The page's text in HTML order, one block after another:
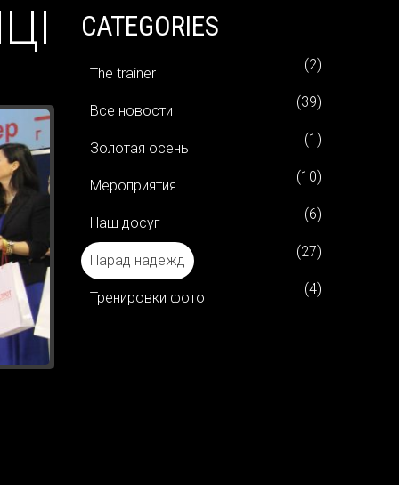
CATEGORIES
The trainer
(2)
Все новости
(39)
Золотая осень
(1)
Мероприятия
(10)
Наш досуг
(6)
Парад надежд
(27)
Тренировки фото
(4)